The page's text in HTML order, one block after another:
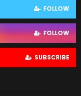
FOLLOW
FOLLOW
SUBSCRIBE